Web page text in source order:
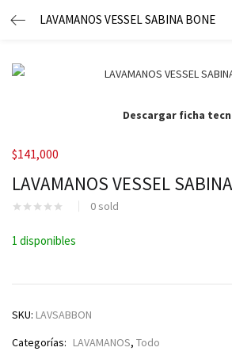
LAVAMANOS VESSEL SABINA BONE
LOGIN
Enter your username and password to login.
Remember me
Descargar ficha
LAVAMANOS VESSEL
0 sold
$141,000
1 disponibles
SKU: LAVSABBON
Categorías: LAVAMANOS, Todo